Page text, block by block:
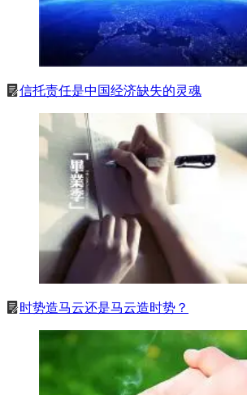
信托责任是中国经济缺失的灵魂
时势造马云还是马云造时势？